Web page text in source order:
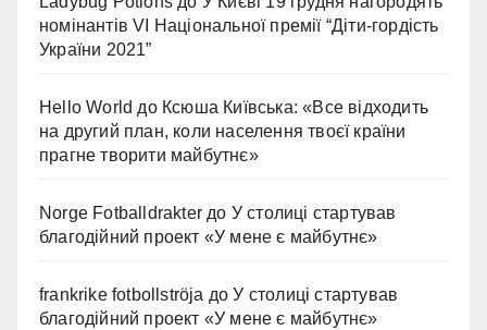
номінантів VI Національної премії “Діти-гордість
України 2021”
Hello World до Ксюша Київська: «Все відходить
на другий план, коли населення твоєї країни
прагне творити майбутнє»
Norge Fotballdrakter до У столиці стартував
благодійний проект «У мене є майбутнє»
frankrike fotbollströja доУ столиці стартував
благодійний проект «У мене є майбутнє»